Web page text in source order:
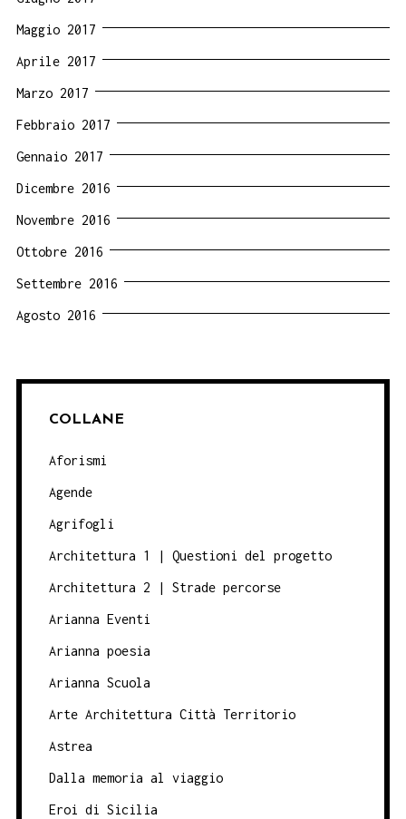
Maggio 2017
Aprile 2017
Marzo 2017
Febbraio 2017
Gennaio 2017
Dicembre 2016
Novembre 2016
Ottobre 2016
Settembre 2016
Agosto 2016
COLLANE
Aforismi
Agende
Agrifogli
Architettura 1 | Questioni del progetto
Architettura 2 | Strade percorse
Arianna Eventi
Arianna poesia
Arianna Scuola
Arte Architettura Città Territorio
Astrea
Dalla memoria al viaggio
Eroi di Sicilia